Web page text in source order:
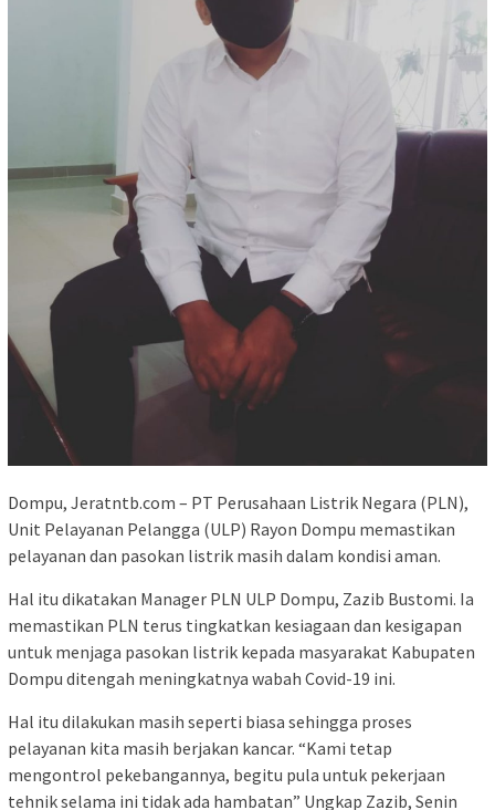
Dompu, Jeratntb.com – PT Perusahaan Listrik Negara (PLN),
Unit Pelayanan Pelangga (ULP) Rayon Dompu memastikan
pelayanan dan pasokan listrik masih dalam kondisi aman.
Hal itu dikatakan Manager PLN ULP Dompu, Zazib Bustomi. Ia
memastikan PLN terus tingkatkan kesiagaan dan kesigapan
untuk menjaga pasokan listrik kepada masyarakat Kabupaten
Dompu ditengah meningkatnya wabah Covid-19 ini.
Hal itu dilakukan masih seperti biasa sehingga proses
pelayanan kita masih berjakan kancar. “Kami tetap
mengontrol pekebangannya, begitu pula untuk pekerjaan
tehnik selama ini tidak ada hambatan” Ungkap Zazib, Senin